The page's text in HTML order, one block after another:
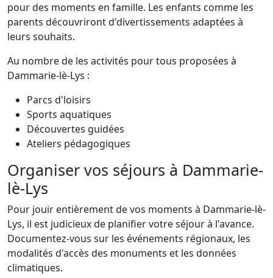
pour des moments en famille. Les enfants comme les
parents découvriront d'divertissements adaptées à
leurs souhaits.
Au nombre de les activités pour tous proposées à
Dammarie-lè-Lys :
Parcs d'loisirs
Sports aquatiques
Découvertes guidées
Ateliers pédagogiques
Organiser vos séjours à Dammarie-
lè-Lys
Pour jouir entièrement de vos moments à Dammarie-lè-
Lys, il est judicieux de planifier votre séjour à l'avance.
Documentez-vous sur les événements régionaux, les
modalités d'accès des monuments et les données
climatiques.